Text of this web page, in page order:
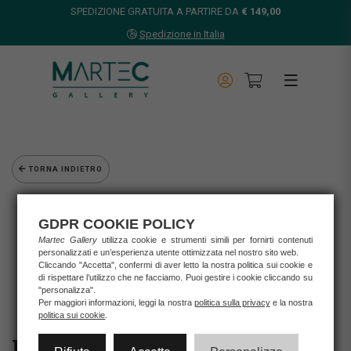
SPEDIZIONE GRATUITA A PARTIRE DA € 149,00
Spedizione in Italia
TORNA INDIETRO
Opere d'arte
Grafica d'autore
Nespolo Ugo
UGO NESPOLO - VELE AL VENTO
GDPR COOKIE POLICY
Martec Gallery utilizza cookie e strumenti simili per fornirti contenuti
personalizzati e un’esperienza utente ottimizzata nel nostro sito web.
Cliccando "Accetta", confermi di aver letto la nostra politica sui cookie e
di rispettare l’utilizzo che ne facciamo. Puoi gestire i cookie cliccando su
"personalizza".
Per maggiori informazioni, leggi la nostra politica sulla privacye la nostra
politica sui cookie